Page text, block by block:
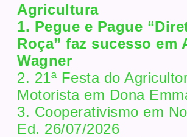
Agricultura
1. Pegue e Pague
Roça” faz sucesso em
Wagner
2. 21ª Festa do
Motorista em Dona
3. Cooperativismo em
Ed. 26/07/2026